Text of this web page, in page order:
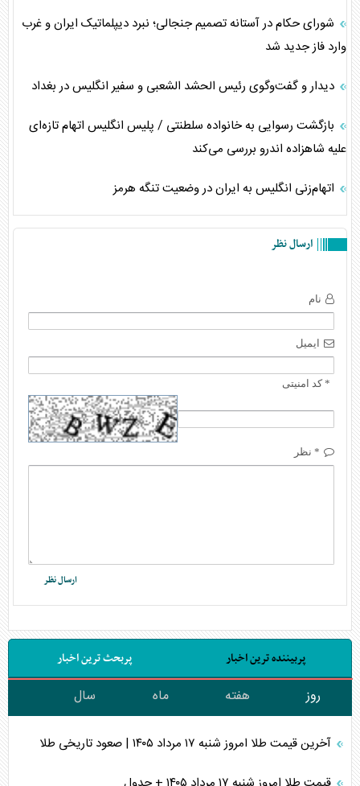
شورای حکام در آستانه تصمیم جنجالی؛ نبرد دیپلماتیک ایران و غرب
وارد فاز جدید شد
دیدار و گفت‌وگوی رئیس الحشد الشعبی و سفیر انگلیس در بغداد
بازگشت رسوایی به خانواده سلطنتی / پلیس انگلیس اتهام تازه‌ای
علیه شاهزاده اندرو بررسی می‌کند
اتهام‌زنی انگلیس به ایران در وضعیت تنگه هرمز
ارسال نظر
نام
ایمیل
* کد امنیتی
* نظر
پربیننده ترین اخبار پربحث ترین اخبار
روز هفته ماه سال
آخرین قیمت طلا امروز شنبه ۱۷ مرداد ۱۴۰۵ | صعود تاریخی طلا